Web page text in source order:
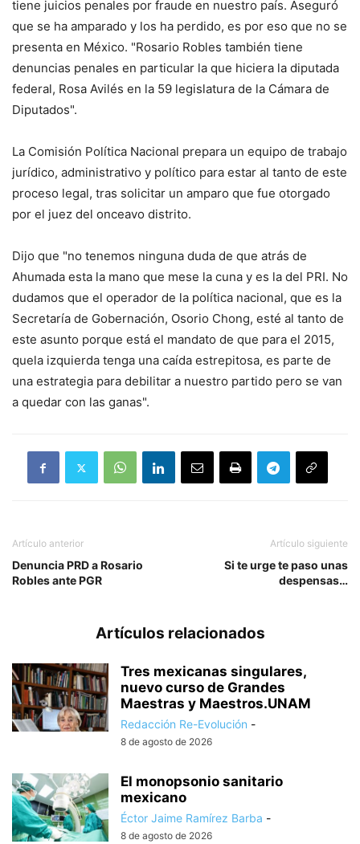
tiene juicios penales por fraude en nuestro país. Aseguró
que se ha amparado y los ha perdido, es por eso que no se
presenta en México. "Rosario Robles también tiene
denuncias penales en particular la que hiciera la diputada
federal, Rosa Avilés en la 59 legislatura de la Cámara de
Diputados".
La Comisión Política Nacional prepara un equipo de trabajo
jurídico, administrativo y político para estar al tanto de este
proceso legal, tras solicitar un amparo que fue otorgado
por el juez del onceavo distrito.
Dijo que "no tenemos ninguna duda de que atrás de
Ahumada esta la mano que mese la cuna y es la del PRI. No
dudamos que el operador de la política nacional, que es la
Secretaría de Gobernación, Osorio Chong, esté al tanto de
este asunto porque está el mandato de que para el 2015,
quela izquierda tenga una caída estrepitosa, es parte de
una estrategia para debilitar a nuestro partido pero se van
a quedar con las ganas".
Artículo anterior
Denuncia PRD a Rosario
Robles ante PGR
Artículo siguiente
Si te urge te paso unas
despensas…
Artículos relacionados
Tres mexicanas singulares,
nuevo curso de Grandes
Maestras y Maestros.UNAM
Redacción Re-Evolución -
8 de agosto de 2026
El monopsonio sanitario
mexicano
Éctor Jaime Ramírez Barba -
8 de agosto de 2026